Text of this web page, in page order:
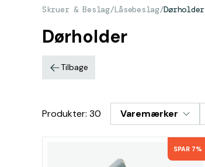
Skruer & Beslag/Låsebeslag/Dørholder
Dørholder
Tilbage
Produkter: 30 Varemærker
SPAR 7%